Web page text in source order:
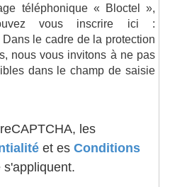
téléphonique « Bloctel »,
vous inscrire ici :
Dans le cadre de la protection
nous vous invitons à ne pas
dans le champ de saisie
les
et es Conditions
s'appliquent.